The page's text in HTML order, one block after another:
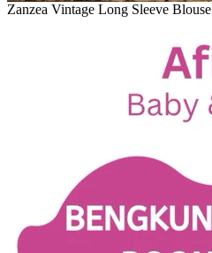
Zanzea Vintage Long Sleeve Blouse